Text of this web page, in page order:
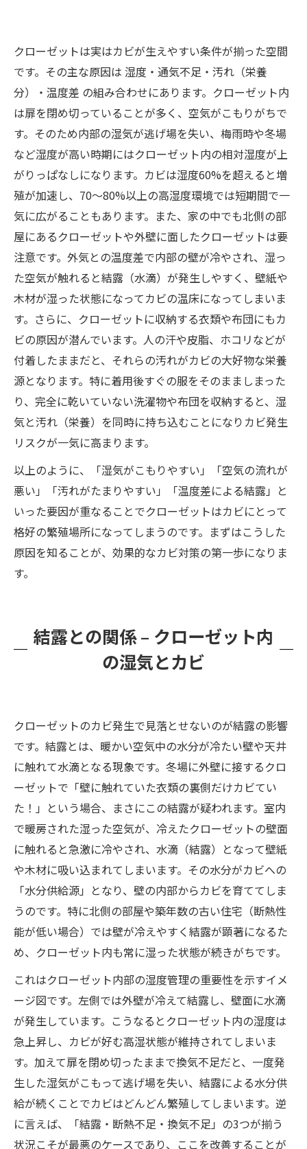
クローゼットは実はカビが生えやすい条件が揃った空間
です。その主な原因は 湿度・通気不足・汚れ（栄養
分）・温度差 の組み合わせにあります。クローゼット内
は扉を閉め切っていることが多く、空気がこもりがちで
す。そのため内部の湿気が逃げ場を失い、梅雨時や冬場
など湿度が高い時期にはクローゼット内の相対湿度が上
がりっぱなしになります。カビは湿度60%を超えると増
殖が加速し、70～80%以上の高湿度環境では短期間で一
気に広がることもあります。また、家の中でも北側の部
屋にあるクローゼットや外壁に面したクローゼットは要
注意です。外気との温度差で内部の壁が冷やされ、湿っ
た空気が触れると結露（水滴）が発生しやすく、壁紙や
木材が湿った状態になってカビの温床になってしまいま
す。さらに、クローゼットに収納する衣類や布団にもカ
ビの原因が潜んでいます。人の汗や皮脂、ホコリなどが
付着したままだと、それらの汚れがカビの大好物な栄養
源となります。特に着用後すぐの服をそのまましまった
り、完全に乾いていない洗濯物や布団を収納すると、湿
気と汚れ（栄養）を同時に持ち込むことになりカビ発生
リスクが一気に高まります。
以上のように、「湿気がこもりやすい」「空気の流れが
悪い」「汚れがたまりやすい」「温度差による結露」と
いった要因が重なることでクローゼットはカビにとって
格好の繁殖場所になってしまうのです。まずはこうした
原因を知ることが、効果的なカビ対策の第一歩になりま
す。
結露との関係 – クローゼット内
の湿気とカビ
クローゼットのカビ発生で見落とせないのが結露の影響
です。結露とは、暖かい空気中の水分が冷たい壁や天井
に触れて水滴となる現象です。冬場に外壁に接するクロ
ーゼットで「壁に触れていた衣類の裏側だけカビてい
た！」という場合、まさにこの結露が疑われます。室内
で暖房された湿った空気が、冷えたクローゼットの壁面
に触れると急激に冷やされ、水滴（結露）となって壁紙
や木材に吸い込まれてしまいます。その水分がカビへの
「水分供給源」となり、壁の内部からカビを育ててしま
うのです。特に北側の部屋や築年数の古い住宅（断熱性
能が低い場合）では壁が冷えやすく結露が顕著になるた
め、クローゼット内も常に湿った状態が続きがちです。
これはクローゼット内部の湿度管理の重要性を示すイメ
ージ図です。左側では外壁が冷えて結露し、壁面に水滴
が発生しています。こうなるとクローゼット内の湿度は
急上昇し、カビが好む高湿状態が維持されてしまいま
す。加えて扉を閉め切ったままで換気不足だと、一度発
生した湿気がこもって逃げ場を失い、結露による水分供
給が続くことでカビはどんどん繁殖してしまいます。逆
に言えば、「結露・断熱不足・換気不足」の3つが揃う
状況こそが最悪のケースであり、ここを改善することが